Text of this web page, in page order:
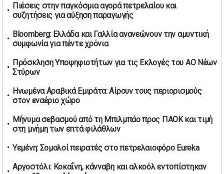
Καύσιμα αεροσκαφών: Διαβεβαιώσεις ΕΕ για επάρκεια
παρά τη γεωπολιτική ένταση
01/05/2026 | 19:54
Βελόπουλος: Κριτική σε πολιτικούς αρχηγούς για
δηλώσεις την Πρωτομαγιά
01/05/2026 | 19:33
Υπερβολική ταχύτητα στο Αλιβέρι οδήγησε σε σύλληψη
38χρονου οδηγού
01/05/2026 | 19:12
Υποψηφιότητες για τις εκλογές νέας διοίκησης του ΑΟ
Νέων Στύρων
– Πάνω από 350 συλλήψεις
Πιέσεις στην παγκόσμια αγορά πετρελαίου και
συζητήσεις για αύξηση παραγωγής
Bloomberg: Ελλάδα και Γαλλία ανανεώνουν την αμυντική
συμφωνία για πέντε χρόνια
Πρόσκληση Υποψηφιοτήτων για τις Εκλογές του ΑΟ Νέων
Στύρων
Ηνωμένα Αραβικά Εμιράτα: Αίρουν τους περιορισμούς
στον εναέριο χώρο
Μήνυμα σεβασμού από τη Μπιλμπάο προς ΠΑΟΚ και τιμή
στη μνήμη των επτά φιλάθλων
Υεμένη: Σομαλοί πειρατές στο πετρελαιοφόρο Eureka
Αργοστόλι: Κοκαΐνη, κάνναβη και αλκοόλ εντοπίστηκαν